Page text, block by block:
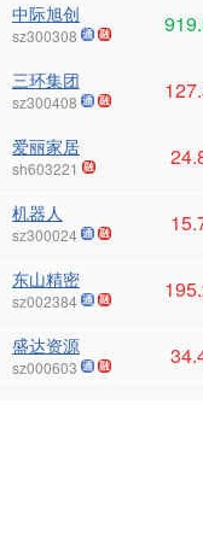
中际旭创
sz300308
三环集团
sz300408
爱丽家居
sh603221
机器人
sz300024
东山精密
sz002384
盛达资源
sz000603